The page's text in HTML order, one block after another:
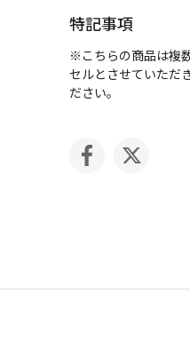
特記事項
※こちらの商品は複
セルとさせていただ
ださい。